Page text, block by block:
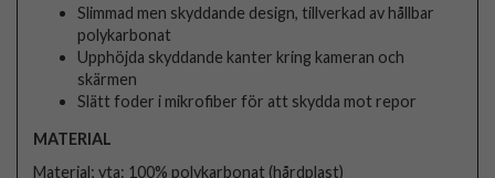
Slimmad men skyddande design, tillverkad av hållbar
polykarbonat
Upphöjda skyddande kanter kring kameran och
skärmen
Slätt foder i mikrofiber för att skydda mot repor
MATERIAL
Material; yta: 100% polykarbonat (hårdplast)